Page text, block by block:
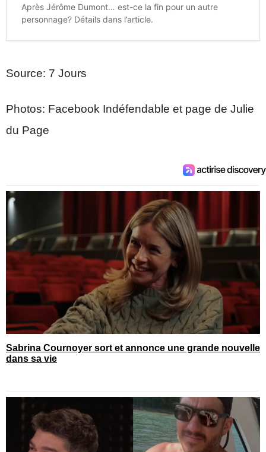
Source: 7 Jours
Photos: Facebook Indéfendable et page de Julie
du Page
Sabrina Cournoyer sort et annonce une grande nouvelle
dans sa vie